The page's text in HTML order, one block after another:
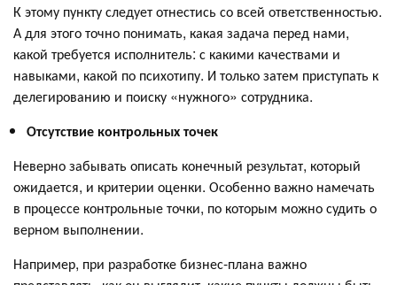
К этому пункту следует отнестись со всей ответственностью.
А для этого точно понимать, какая задача перед нами,
какой требуется исполнитель: с какими качествами и
навыками, какой по психотипу. И только затем приступать к
делегированию и поиску «нужного» сотрудника.
Отсутствие контрольных точек
Неверно забывать описать конечный результат, который
ожидается, и критерии оценки. Особенно важно намечать
в процессе контрольные точки, по которым можно судить о
верном выполнении.
Например, при разработке бизнес-плана важно